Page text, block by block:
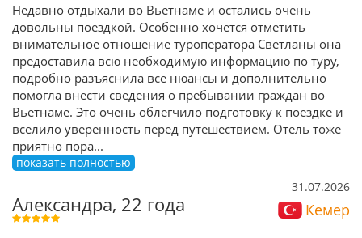
Недавно отдыхали во Вьетнаме и остались очень
довольны поездкой. Особенно хочется отметить
внимательное отношение туроператора Светланы она
предоставила всю необходимую информацию по туру,
подробно разъяснила все нюансы и дополнительно
помогла внести сведения о пребывании граждан во
Вьетнаме. Это очень облегчило подготовку к поездке и
вселило уверенность перед путешествием. Отель тоже
приятно пора...
показать полностью
31.07.2026
Александра, 22 года Кемер